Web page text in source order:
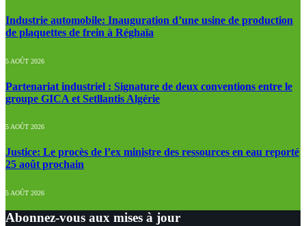
Industrie automobile: Inauguration d’une usine de production
de plaquettes de frein à Réghaïa
5 AOÛT 2026
Partenariat industriel : Signature de deux conventions entre le
groupe GICA et Setllantis Algérie
5 AOÛT 2026
Justice: Le procès de l’ex ministre des ressources en eau reporté
25 août prochain
5 AOÛT 2026
Abonnez-vous aux mises à jour